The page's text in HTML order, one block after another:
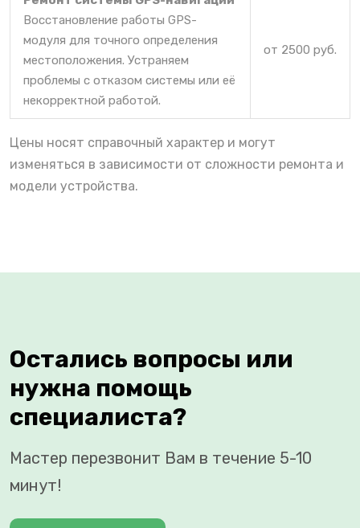
Восстановление работы GPS-
модуля для точного определения
местоположения. Устраняем
проблемы с отказом системы или её
некорректной работой.
от 2500 руб.
Цены носят справочный характер и могут
изменяться в зависимости от сложности ремонта и
модели устройства.
Остались вопросы или
нужна помощь
специалиста?
Мастер перезвонит Вам в течение 5-10
минут!